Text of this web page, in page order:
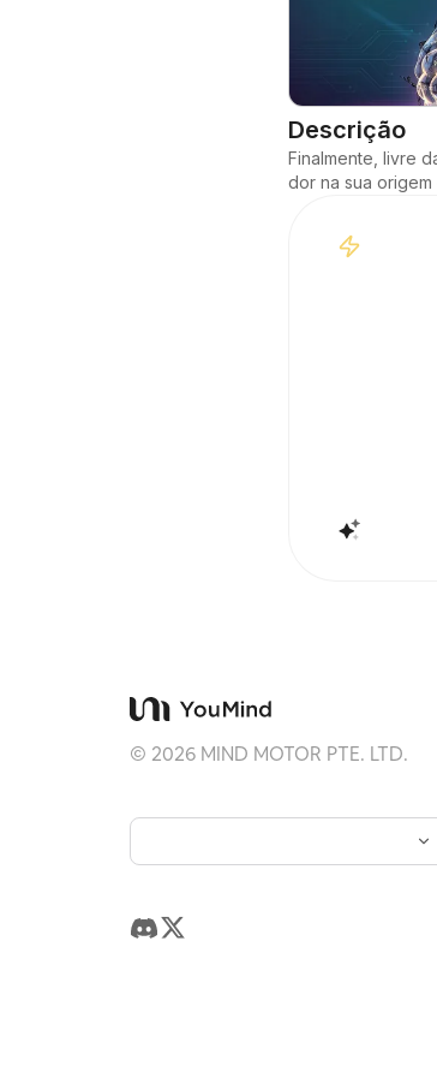
Descrição
Finalmente, livre
dor na sua
© 2026MIND MOTOR PTE. LTD.